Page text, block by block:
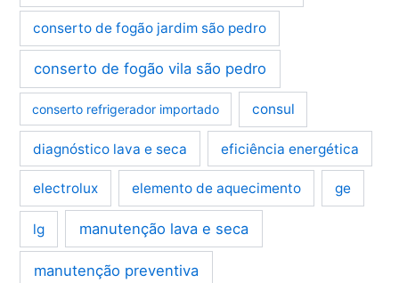
conserto de fogão jardim são pedro
conserto de fogão vila são pedro
conserto refrigerador importado consul
diagnóstico lava e seca eficiência energética
electrolux elemento de aquecimento ge
lg manutenção lava e seca
manutenção preventiva